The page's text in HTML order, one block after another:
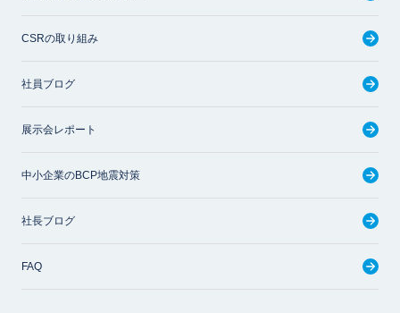
CSRの取り組み
社員ブログ
展示会レポート
中小企業のBCP地震対策
社長ブログ
FAQ